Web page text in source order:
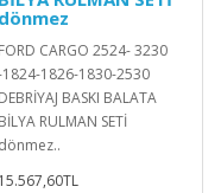
dönmez
FORD CARGO 2524- 3230
1826-1830-2530
DEBRİYAJ BASKI BALATA
BİLYA RULMAN SETİ
dönmez..
15.567,60TL